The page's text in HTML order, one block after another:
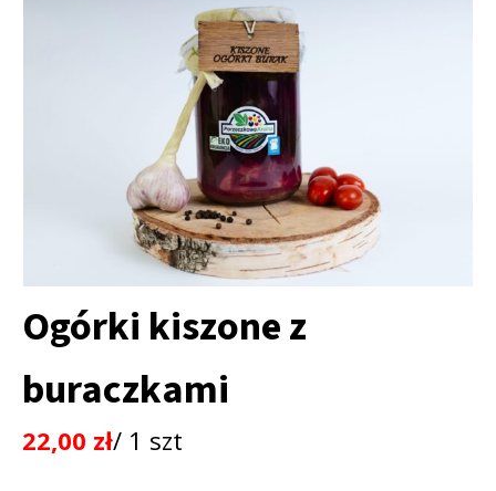
Ogórki kiszone z
buraczkami
22,00 zł/ 1 szt